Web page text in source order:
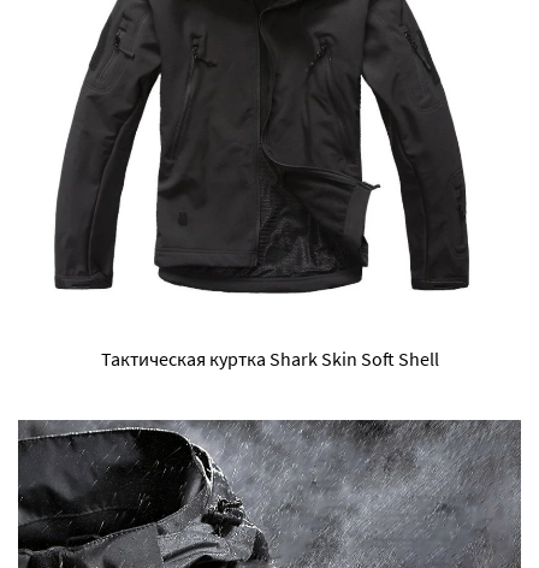
Тактическая куртка Shark Skin Soft Shell